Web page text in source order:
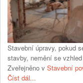
Stavební úpravy, pokud
stavby, nemění se
Zveřejněno v Stavební
Číst dál...